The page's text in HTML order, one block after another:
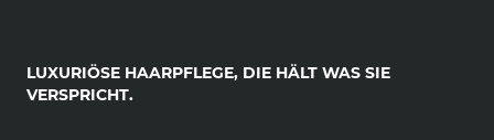
LUXURIÖSE HAARPFLEGE, DIE HÄLT WAS SIE
VERSPRICHT.